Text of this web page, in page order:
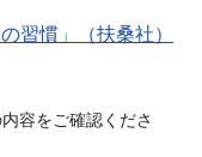
習慣」（扶桑社）
容をご確認くださ